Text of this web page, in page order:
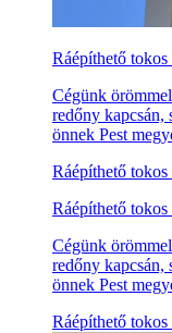
Ráépíthető
Cégünk
redőny kapcsán,
önnek Pest
Ráépíthető
Ráépíthető
Cégünk
redőny kapcsán,
önnek Pest
Ráépíthető